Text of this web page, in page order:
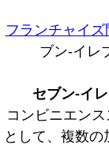
フランチャイ
ブン-イレ
セブン-イ
コンビニエン
として、複数の